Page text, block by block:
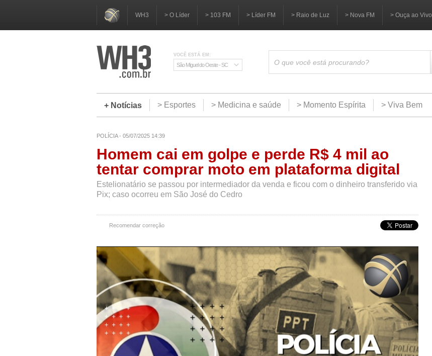
WH3 > O Líder > 103 FM > Líder FM > Raio de Luz > Nova FM > Ouça ao Vivo
VOCÊ ESTÁ EM:
São Miguel do Oeste - SC
+ Notícias
> Esportes > Medicina e saúde > Momento Espírita > Viva Bem
POLÍCIA - 05/07/2025 14:39
Homem cai em golpe e perde R$ 4 mil ao
tentar comprar moto em plataforma digital
Estelionatário se passou por intermediador da venda e ficou com o dinheiro transferido via
Pix; caso ocorreu em São José do Cedro
Recomendar correção